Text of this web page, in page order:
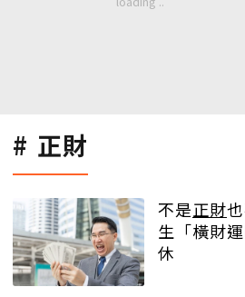
正財
不是正財
生「橫財
休